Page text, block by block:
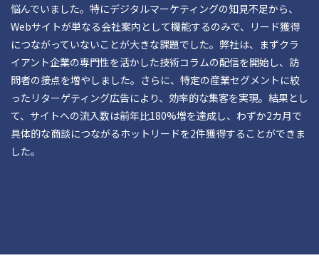
悩んでいました。特にデジタルマーケティングの知見不足から、
Webサイトが単なる会社案内として機能するのみで、リード獲得
につながっていないことが大きな課題でした。弊社は、まずクラ
イアント企業の専門性を活かした技術コラムの配信を開始し、訪
問者の接点を増やしました。さらに、特定の産業セグメントに絞
ったリターゲティング広告により、効率的な集客を実現。結果とし
て、サイトへの流入数は前年比180%増を達成し、わずか2カ月で
具体的な商談につながるホットリードを2件獲得することができま
した。